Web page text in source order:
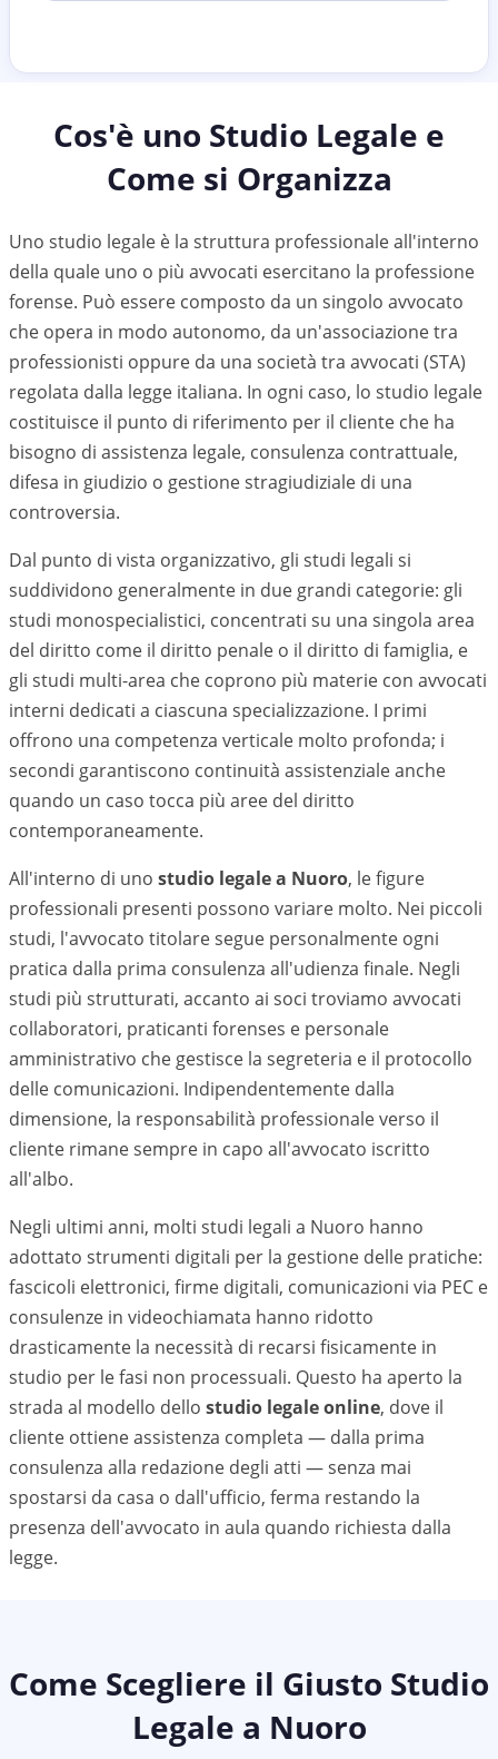
Cos'è uno Studio Legale e
Come si Organizza
Uno studio legale è la struttura professionale all'interno
della quale uno o più avvocati esercitano la professione
forense. Può essere composto da un singolo avvocato
che opera in modo autonomo, da un'associazione tra
professionisti oppure da una società tra avvocati (STA)
regolata dalla legge italiana. In ogni caso, lo studio legale
costituisce il punto di riferimento per il cliente che ha
bisogno di assistenza legale, consulenza contrattuale,
difesa in giudizio o gestione stragiudiziale di una
controversia.
Dal punto di vista organizzativo, gli studi legali si
suddividono generalmente in due grandi categorie: gli
studi monospecialistici, concentrati su una singola area
del diritto come il diritto penale o il diritto di famiglia, e
gli studi multi-area che coprono più materie con avvocati
interni dedicati a ciascuna specializzazione. I primi
offrono una competenza verticale molto profonda; i
secondi garantiscono continuità assistenziale anche
quando un caso tocca più aree del diritto
contemporaneamente.
All'interno di uno studio legale a Nuoro, le figure
professionali presenti possono variare molto. Nei piccoli
studi, l'avvocato titolare segue personalmente ogni
pratica dalla prima consulenza all'udienza finale. Negli
studi più strutturati, accanto ai soci troviamo avvocati
collaboratori, praticanti forenses e personale
amministrativo che gestisce la segreteria e il protocollo
delle comunicazioni. Indipendentemente dalla
dimensione, la responsabilità professionale verso il
cliente rimane sempre in capo all'avvocato iscritto
all'albo.
Negli ultimi anni, molti studi legali a Nuoro hanno
adottato strumenti digitali per la gestione delle pratiche:
fascicoli elettronici, firme digitali, comunicazioni via PEC e
consulenze in videochiamata hanno ridotto
drasticamente la necessità di recarsi fisicamente in
studio per le fasi non processuali. Questo ha aperto la
strada al modello dello studio legale online, dove il
cliente ottiene assistenza completa — dalla prima
consulenza alla redazione degli atti — senza mai
spostarsi da casa o dall'ufficio, ferma restando la
presenza dell'avvocato in aula quando richiesta dalla
legge.
Come Scegliere il Giusto Studio
Legale a Nuoro